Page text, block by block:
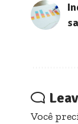
Você